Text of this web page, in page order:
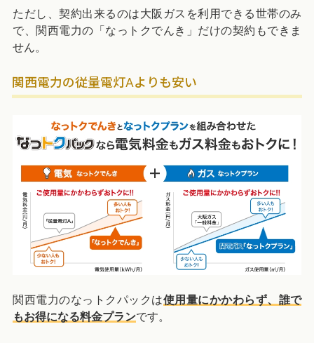
ただし、契約出来るのは大阪ガスを利用できる世帯のみ
で、関西電力の「なっトクでんき」だけの契約もできま
せん。
関西電力の従量電灯Aよりも安い
関西電力のなっトクパックは使用量にかかわらず、誰で
もお得になる料金プランです。